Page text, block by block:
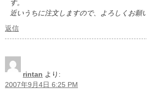
す。
近いうちに注文しますので、よろしくお願
返信
rintan より:
2007年9月4日 6:25 PM